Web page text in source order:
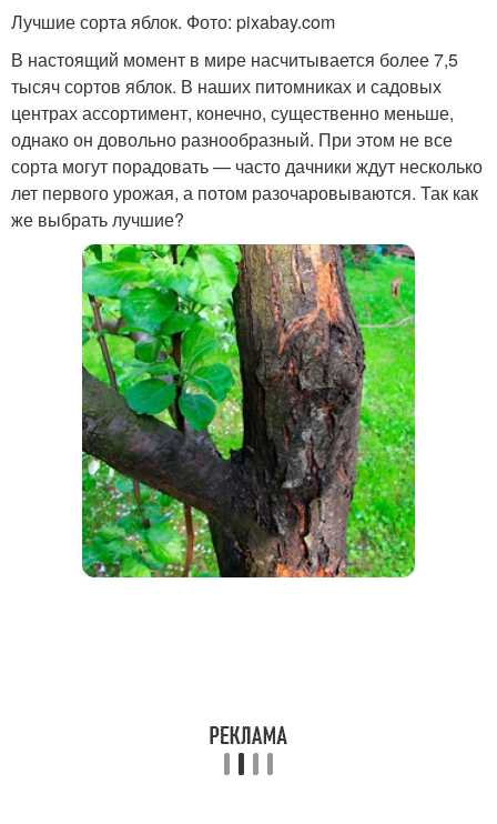
Лучшие сорта яблок. Фото: pixabay.com
В настоящий момент в мире насчитывается более 7,5
тысяч сортов яблок. В наших питомниках и садовых
центрах ассортимент, конечно, существенно меньше,
однако он довольно разнообразный. При этом не все
сорта могут порадовать — часто дачники ждут несколько
лет первого урожая, а потом разочаровываются. Так как
же выбрать лучшие?